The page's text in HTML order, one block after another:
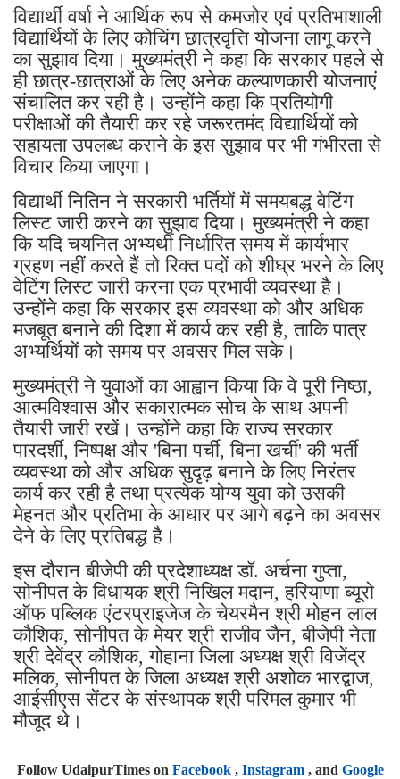
विद्यार्थी वर्षा ने आर्थिक रूप से कमजोर एवं प्रतिभाशाली
विद्यार्थियों के लिए कोचिंग छात्रवृत्ति योजना लागू करने
का सुझाव दिया। मुख्यमंत्री ने कहा कि सरकार पहले से
ही छात्र-छात्राओं के लिए अनेक कल्याणकारी योजनाएं
संचालित कर रही है। उन्होंने कहा कि प्रतियोगी
परीक्षाओं की तैयारी कर रहे जरूरतमंद विद्यार्थियों को
सहायता उपलब्ध कराने के इस सुझाव पर भी गंभीरता से
विचार किया जाएगा।
विद्यार्थी नितिन ने सरकारी भर्तियों में समयबद्ध वेटिंग
लिस्ट जारी करने का सुझाव दिया। मुख्यमंत्री ने कहा
कि यदि चयनित अभ्यर्थी निर्धारित समय में कार्यभार
ग्रहण नहीं करते हैं तो रिक्त पदों को शीघ्र भरने के लिए
वेटिंग लिस्ट जारी करना एक प्रभावी व्यवस्था है।
उन्होंने कहा कि सरकार इस व्यवस्था को और अधिक
मजबूत बनाने की दिशा में कार्य कर रही है, ताकि पात्र
अभ्यर्थियों को समय पर अवसर मिल सके।
मुख्यमंत्री ने युवाओं का आह्वान किया कि वे पूरी निष्ठा,
आत्मविश्वास और सकारात्मक सोच के साथ अपनी
तैयारी जारी रखें। उन्होंने कहा कि राज्य सरकार
पारदर्शी, निष्पक्ष और 'बिना पर्ची, बिना खर्ची' की भर्ती
व्यवस्था को और अधिक सुदृढ़ बनाने के लिए निरंतर
कार्य कर रही है तथा प्रत्येक योग्य युवा को उसकी
मेहनत और प्रतिभा के आधार पर आगे बढ़ने का अवसर
देने के लिए प्रतिबद्ध है।
इस दौरान बीजेपी की प्रदेशाध्यक्ष डॉ. अर्चना गुप्ता,
सोनीपत के विधायक श्री निखिल मदान, हरियाणा ब्यूरो
ऑफ पब्लिक एंटरप्राइजेज के चेयरमैन श्री मोहन लाल
कौशिक, सोनीपत के मेयर श्री राजीव जैन, बीजेपी नेता
श्री देवेंद्र कौशिक, गोहाना जिला अध्यक्ष श्री विजेंद्र
मलिक, सोनीपत के जिला अध्यक्ष श्री अशोक भारद्वाज,
आईसीएस सेंटर के संस्थापक श्री परिमल कुमार भी
मौजूद थे।
Follow UdaipurTimes on Facebook, Instagram, and Google